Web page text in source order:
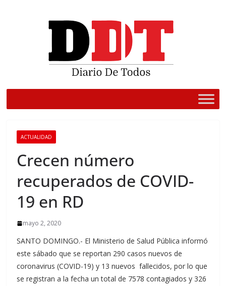
ACTUALIDAD
Crecen número
recuperados de COVID-
19 en RD
mayo 2, 2020
SANTO DOMINGO.- El Ministerio de Salud Pública informó
este sábado que se reportan 290 casos nuevos de
coronavirus (COVID-19) y 13 nuevos fallecidos, por lo que
se registran a la fecha un total de 7578 contagiados y 326